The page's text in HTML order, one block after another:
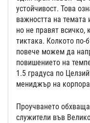
устойчивост. Това
важността на темата
но не правят всичко,
тиктака. Колкото по-
повече можем да
повишението на
1.5 градуса по
мениджър на
Проучването
служители във